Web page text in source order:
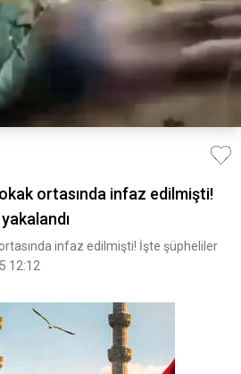
ortasında infaz edilmişti!
infaz edilmişti! İşte şüpheliler
12:12